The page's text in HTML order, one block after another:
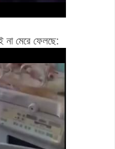
না মেরে ফেলছে: